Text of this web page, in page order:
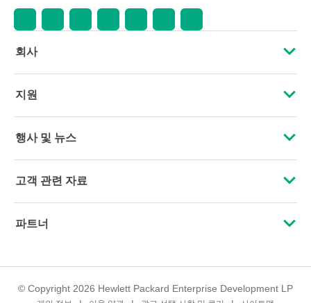
회사
HPE 소개
기업의 책임
HPE Labs
투자 정보
지원
운영 지원 서비스
소프트웨어 및 드라이버
보증 확인
행사 및 뉴스
행사
고객 관련 자료
문의하기
이메일 등록
파트너
파트너 찾기
© Copyright 2026 Hewlett Packard Enterprise Development LP